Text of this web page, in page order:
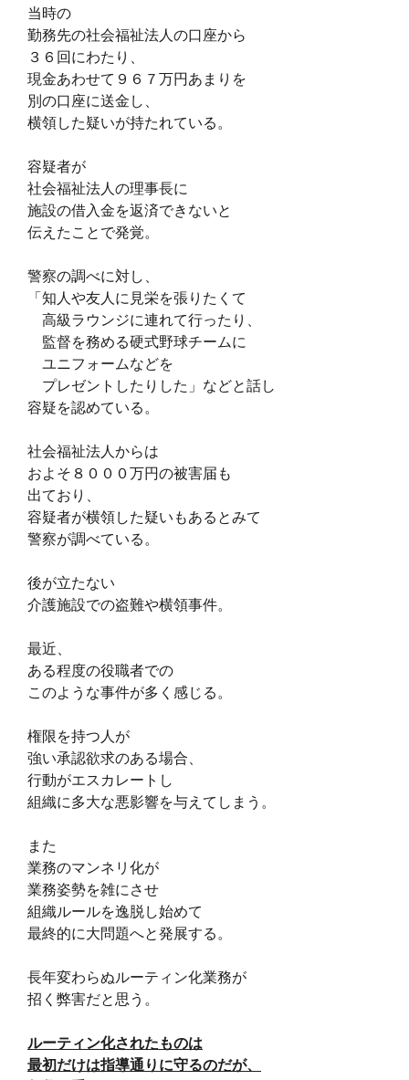
当時の
勤務先の社会福祉法人の口座から
３６回にわたり、
現金あわせて９６７万円あまりを
別の口座に送金し、
横領した疑いが持たれている。
容疑者が
社会福祉法人の理事長に
施設の借入金を返済できないと
伝えたことで発覚。
警察の調べに対し、
「知人や友人に見栄を張りたくて
高級ラウンジに連れて行ったり、
監督を務める硬式野球チームに
ユニフォームなどを
プレゼントしたりした」などと話し
容疑を認めている。
社会福祉法人からは
およそ８０００万円の被害届も
出ており、
容疑者が横領した疑いもあるとみて
警察が調べている。
後が立たない
介護施設での盗難や横領事件。
最近、
ある程度の役職者での
このような事件が多く感じる。
権限を持つ人が
強い承認欲求のある場合、
行動がエスカレートし
組織に多大な悪影響を与えてしまう。
また
業務のマンネリ化が
業務姿勢を雑にさせ
組織ルールを逸脱し始めて
最終的に大問題へと発展する。
長年変わらぬルーティン化業務が
招く弊害だと思う。
ルーティン化されたものは
最初だけは指導通りに守るのだが、